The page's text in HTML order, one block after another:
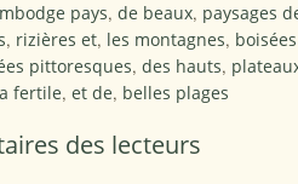
pays, de beaux, paysages
, rizières et, les montagnes,
pittoresques, des hauts,
fertile, et de, belles plages
des lecteurs